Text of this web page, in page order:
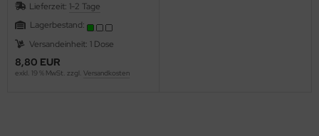
Lieferzeit: 1-2 Tage
Lagerbestand:
Versandeinheit: 1 Dose
8,80 EUR
exkl. 19 % MwSt. zzgl. Versandkosten